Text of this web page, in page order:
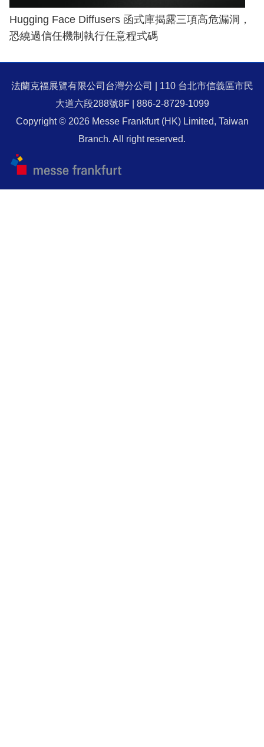
Hugging Face Diffusers 函式庫揭露三項高危漏洞，
恐繞過信任機制執行任意程式碼
法蘭克福展覽有限公司台灣分公司 | 110 台北市信義區市民
大道六段288號8F | 886-2-8729-1099
Copyright © 2026 Messe Frankfurt (HK) Limited, Taiwan
Branch. All right reserved.